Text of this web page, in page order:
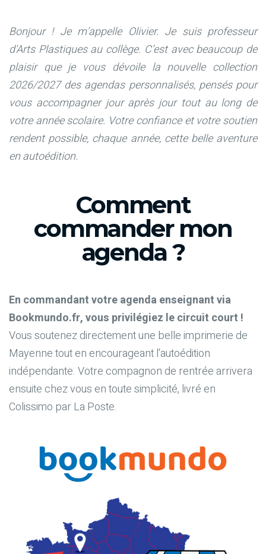
Bonjour ! Je m'appelle Olivier. Je suis professeur
d'Arts Plastiques au collège. C’est avec beaucoup de
plaisir que je vous dévoile la nouvelle collection
2026/2027 des agendas personnalisés, pensés pour
vous accompagner jour après jour tout au long de
votre année scolaire. Votre confiance et votre soutien
rendent possible, chaque année, cette belle aventure
en autoédition.
Comment
commander mon
agenda ?
En commandant votre agenda enseignant via
Bookmundo.fr, vous privilégiez le circuit court !
Vous soutenez directement une belle imprimerie de
Mayenne tout en encourageant l'autoédition
indépendante. Votre compagnon de rentrée arrivera
ensuite chez vous en toute simplicité, livré en
Colissimo par La Poste.